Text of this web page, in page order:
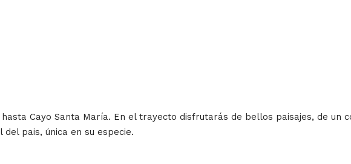
Cayo Santa María. En el trayecto disfrutarás de bellos paisajes, de un
pais, única en su especie.